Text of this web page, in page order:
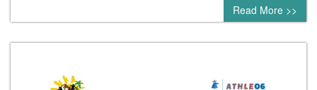
Read More >>